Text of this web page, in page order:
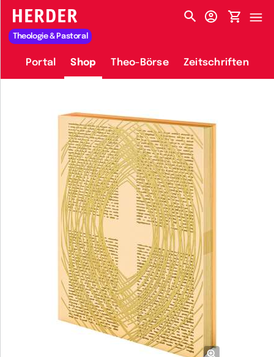
HERDER-MENÜ
Theologie & Pastoral
Portal Shop Theo-Börse Zeitschriften